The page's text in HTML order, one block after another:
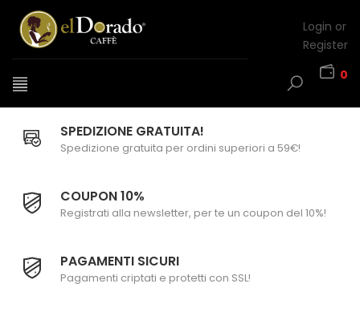
Login or
Register
0
SPEDIZIONE GRATUITA!
Spedizione gratuita per ordini superiori a 59€!
COUPON 10%
Registrati alla newsletter, per te un coupon del 10%!
PAGAMENTI SICURI
Pagamenti criptati e protetti con SSL!